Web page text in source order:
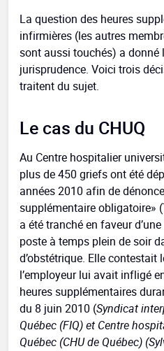
La question des heures
infirmières (les autres
sont aussi touchés) a donné
jurisprudence. Voici trois
traitent du sujet.
Le cas du CHUQ
Au Centre hospitalier
plus de 450 griefs ont été
années 2010 afin de
supplémentaire obligatoire»
a été tranché en faveur
poste à temps plein de soir
d’obstétrique. Elle
l’employeur lui avait infligé
heures supplémentaires
du 8 juin 2010 (Syndicat
Québec (FIQ) et Centre
Québec (CHU de Québec)